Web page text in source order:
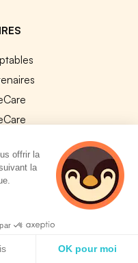
paie connectés
offrir la
la
OK pour moi
2 personnes
consultent
actuellement cette